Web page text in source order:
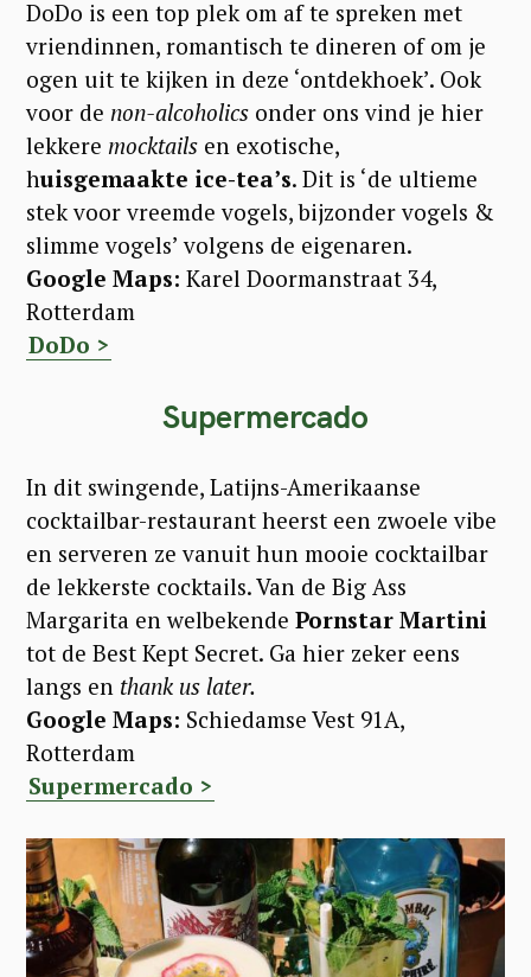
DoDo is een top plek om af te spreken met
vriendinnen, romantisch te dineren of om je
ogen uit te kijken in deze ‘ontdekhoek’. Ook
voor de non-alcoholics onder ons vind je hier
lekkere mocktails en exotische,
huisgemaakte ice-tea’s. Dit is ‘de ultieme
stek voor vreemde vogels, bijzonder vogels &
slimme vogels’ volgens de eigenaren.
Google Maps: Karel Doormanstraat 34,
Rotterdam
DoDo >
Supermercado
In dit swingende, Latijns-Amerikaanse
cocktailbar-restaurant heerst een zwoele vibe
en serveren ze vanuit hun mooie cocktailbar
de lekkerste cocktails. Van de Big Ass
Margarita en welbekende Pornstar Martini
tot de Best Kept Secret. Ga hier zeker eens
langs en thank us later.
Google Maps: Schiedamse Vest 91A,
Rotterdam
Supermercado >
e
a
r
c
h
f
o
r
: